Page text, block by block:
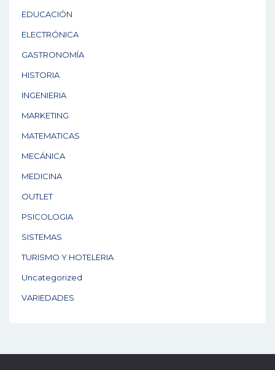
EDUCACIÓN
ELECTRÓNICA
GASTRONOMÍA
HISTORIA
INGENIERIA
MARKETING
MATEMATICAS
MECÁNICA
MEDICINA
OUTLET
PSICOLOGIA
SISTEMAS
TURISMO Y HOTELERIA
Uncategorized
VARIEDADES